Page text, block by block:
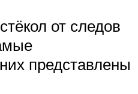
от следов
представлены